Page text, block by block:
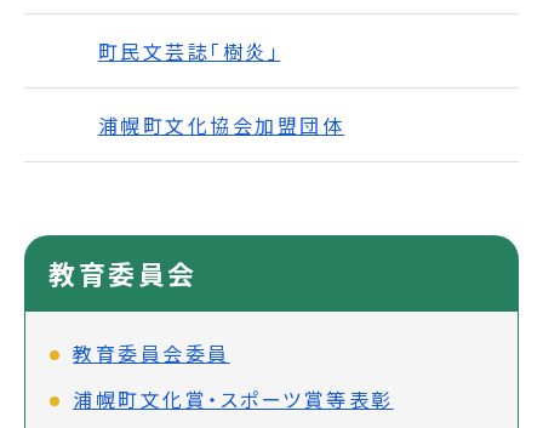
町民文芸誌「樹炎」
浦幌町文化協会加盟団体
教育委員会
教育委員会委員
浦幌町文化賞・スポーツ賞等表彰